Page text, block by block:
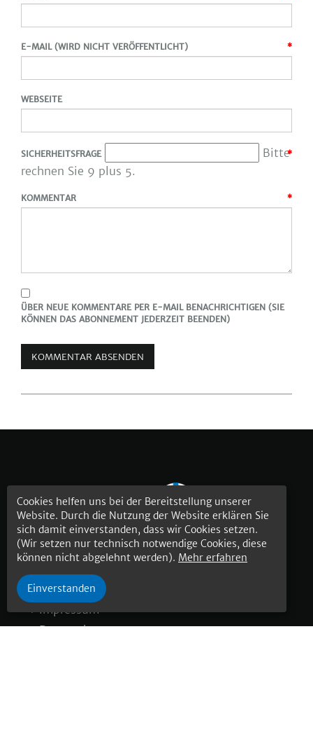
E-MAIL (WIRD NICHT VERÖFFENTLICHT) *
WEBSEITE
SICHERHEITSFRAGE *
Bitte
rechnen Sie 9 plus 5.
KOMMENTAR *
ÜBER NEUE KOMMENTARE PER E-MAIL BENACHRICHTIGEN (SIE
KÖNNEN DAS ABONNEMENT JEDERZEIT BEENDEN)
KOMMENTAR ABSENDEN
Rechtliches
Impressum
Datenschutz
Cookies helfen uns bei der Bereitstellung unserer
Website. Durch die Nutzung der Website erklären Sie
sich damit einverstanden, dass wir Cookies setzen.
(Wir setzen nur technisch notwendige Cookies, diese
können nicht abgelehnt werden). Mehr erfahren
Einverstanden